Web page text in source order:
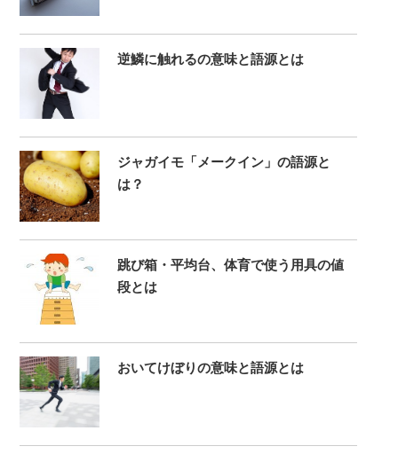
逆鱗に触れるの意味と語源とは
ジャガイモ「メークイン」の語源と
は？
跳び箱・平均台、体育で使う用具の値
段とは
おいてけぼりの意味と語源とは